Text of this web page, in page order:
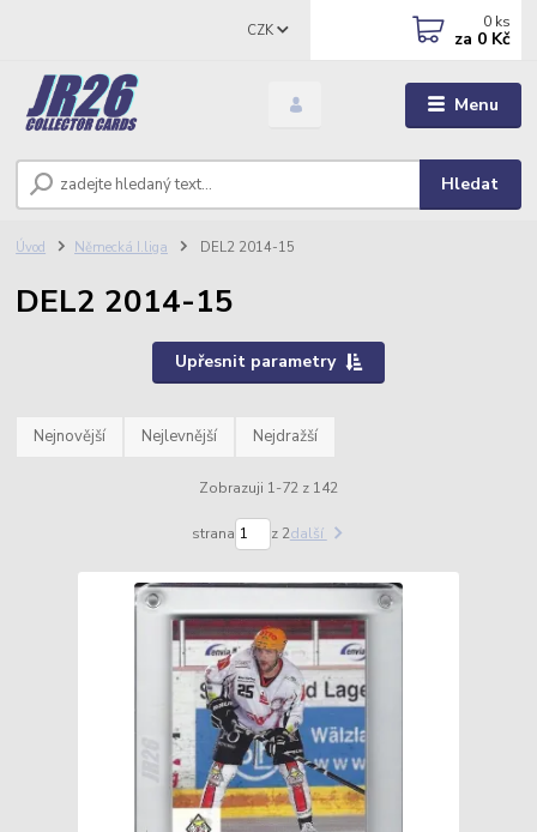
Menu
CZK
Hledat
0 ks
za 0 Kč
Úvod Německá I.liga DEL2 2014-15
DEL2 2014-15
Upřesnit parametry
Nejnovější Nejlevnější Nejdražší
Zobrazuji 1-72 z 142
strana z 2další